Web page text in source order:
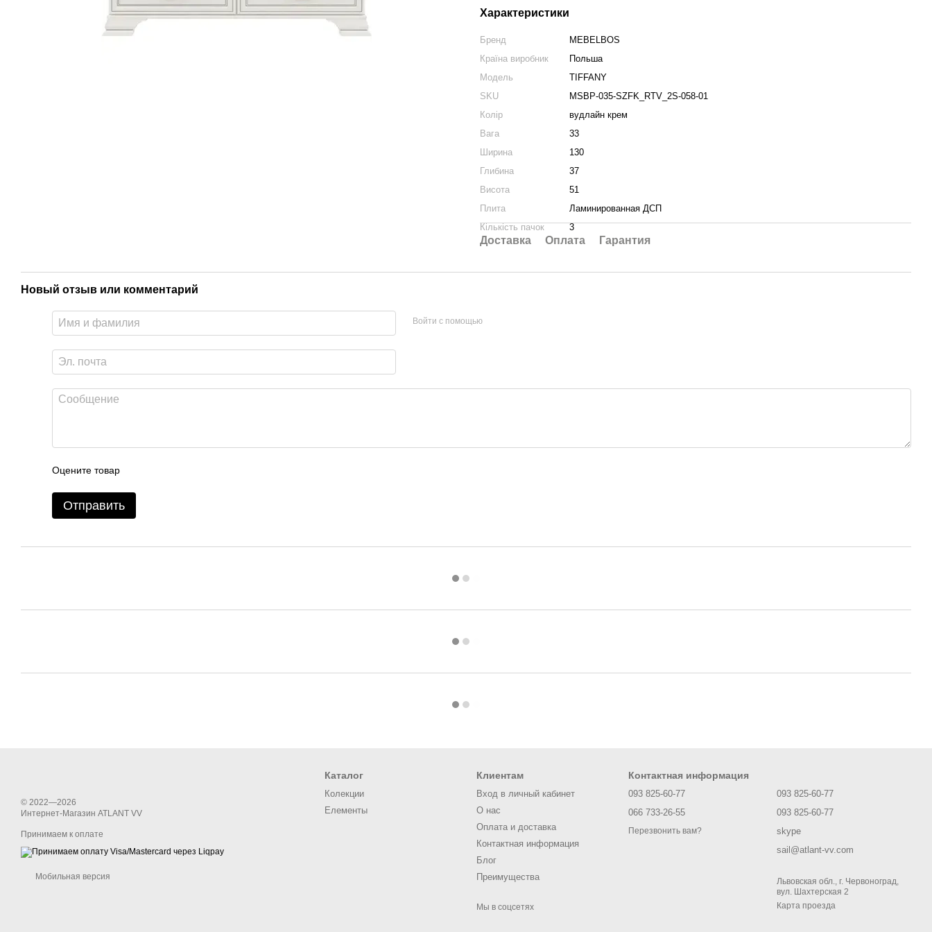
Характеристики
Бренд
MEBELBOS
Країна виробник
Польша
Модель
TIFFANY
SKU
MSBP-035-SZFK_RTV_2S-058-01
Колір
вудлайн крем
Вага
33
Ширина
130
Глибина
37
Висота
51
Плита
Ламинированная ДСП
Кількість пачок
3
Доставка Оплата Гарантия
Новый отзыв или комментарий
Войти с помощью
Оцените товар
Отправить
© 2022—2026
Интернет-Магазин ATLANT VV
Принимаем к оплате
Мобильная версия
Каталог
Колекции
Елементы
Клиентам
Вход в личный кабинет
О нас
Оплата и доставка
Контактная информация
Блог
Преимущества
Мы в соцсетях
Контактная информация
093 825-60-77
066 733-26-55
Перезвонить вам?
093 825-60-77
093 825-60-77
skype
sail@atlant-vv.com
Львовская обл., г. Червоноград,
вул. Шахтерская 2
Карта проезда